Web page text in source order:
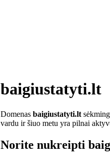
baigiustatyti.lt
Domenas baigiustatyti.lt
vardu ir šiuo metu yra pilnai
Norite nukreipti